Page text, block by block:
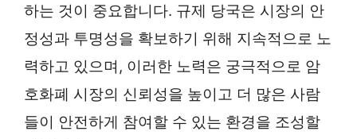
하는 것이 중요합니다. 규제 당국은 시장의 안
정성과 투명성을 확보하기 위해 지속적으로 노
력하고 있으며, 이러한 노력은 궁극적으로 암
호화폐 시장의 신뢰성을 높이고 더 많은 사람
들이 안전하게 참여할 수 있는 환경을 조성할